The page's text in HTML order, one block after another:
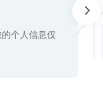
个人信息仅